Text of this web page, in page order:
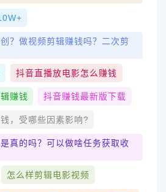
？做视频剪辑赚钱吗？二次剪
抖音直播放电影怎么赚钱
赚钱 抖音赚钱最新版下载
，受哪些因素影响?
真的吗？可以做啥任务获取收
怎么样剪辑电影视频